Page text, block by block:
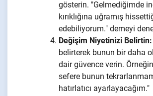
gösterin. "Gelmediğimde
kırıklığına uğramış
edebiliyorum." demeyi
Değişim Niyetinizi Belirtin:
belirterek bunun bir daha
dair güvence verin.
sefere bunun
hatırlatıcı ayarlayacağım."